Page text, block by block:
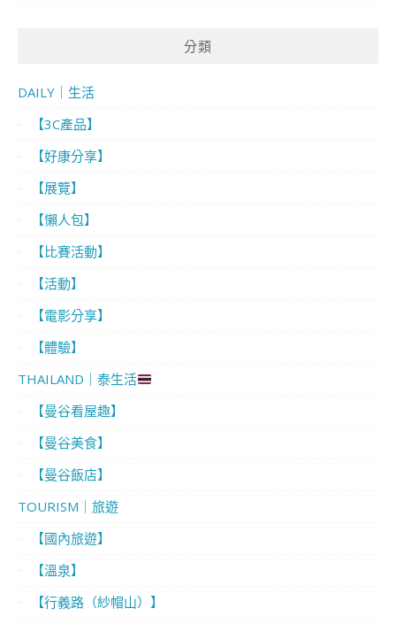
分類
DAILY｜生活
【3C產品】
【好康分享】
【展覽】
【懶人包】
【比賽活動】
【活動】
【電影分享】
【體驗】
THAILAND｜泰生活
【曼谷看屋趣】
【曼谷美食】
【曼谷飯店】
TOURISM｜旅遊
【國內旅遊】
【溫泉】
【行義路（紗帽山）】